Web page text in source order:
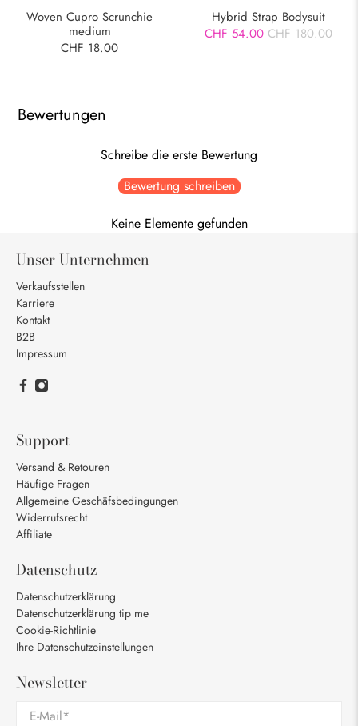
Woven Cupro Scrunchie
medium
CHF 18.00
Hybrid Strap Bodysuit
CHF 54.00 CHF 180.00
Bewertungen
Schreibe die erste Bewertung
Bewertung schreiben
Keine Elemente gefunden
Unser Unternehmen
Verkaufsstellen
Karriere
Kontakt
B2B
Impressum
Support
Versand & Retouren
Häufige Fragen
Allgemeine Geschäfsbedingungen
Widerrufsrecht
Affiliate
Datenschutz
Datenschutzerklärung
Datenschutzerklärung tip me
Cookie-Richtlinie
Ihre Datenschutzeinstellungen
Newsletter
E-Mail*